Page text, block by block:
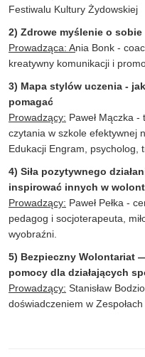
Festiwalu Kultury Żydowskiej
2) Zdrowe myślenie o sobie
Prowadząca: Ania Bonk -
kreatywny komunikacji i
3) Mapa stylów uczenia -
pomagać
Prowadzący: Paweł Mączka
czytania w szkole efektywnej
Edukacji Engram, psycholog,
4) Siła pozytywnego
inspirować innych w
Prowadzący: Paweł Pełka -
pedagog i socjoterapeuta,
wyobraźni.
5) Bezpieczny Wolontariat
pomocy dla działających
Prowadzący: Stanisław
doświadczeniem w